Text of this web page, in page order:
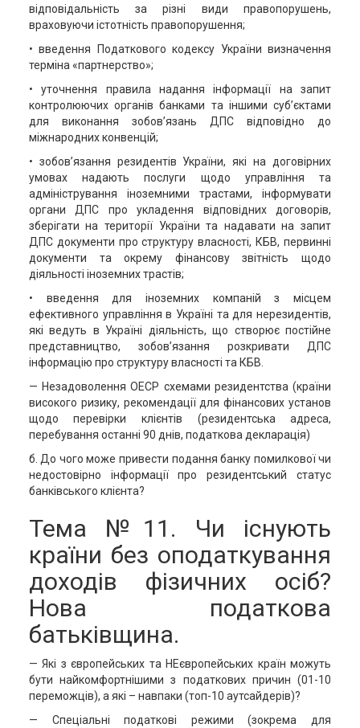
відповідальність за різні види правопорушень,
враховуючи істотність правопорушення;
• введення Податкового кодексу України визначення
терміна «партнерство»;
• уточнення правила надання інформації на запит
контролюючих органів банками та іншими суб’єктами
для виконання зобов’язань ДПС відповідно до
міжнародних конвенцій;
• зобов’язання резидентів України, які на договірних
умовах надають послуги щодо управління та
адміністрування іноземними трастами, інформувати
органи ДПС про укладення відповідних договорів,
зберігати на території України та надавати на запит
ДПС документи про структуру власності, КБВ, первинні
документи та окрему фінансову звітність щодо
діяльності іноземних трастів;
• введення для іноземних компаній з місцем
ефективного управління в Україні та для нерезидентів,
які ведуть в Україні діяльність, що створює постійне
представництво, зобов’язання розкривати ДПС
інформацію про структуру власності та КБВ.
— Незадоволення ОЕСР схемами резидентства (країни
високого ризику, рекомендації для фінансових установ
щодо перевірки клієнтів (резидентська адреса,
перебування останні 90 днів, податкова декларація)
б. До чого може привести подання банку помилкової чи
недостовірно інформації про резидентський статус
банківського клієнта?
Тема №11. Чи існують
країни без оподаткування
доходів фізичних осіб?
Нова податкова
батьківщина.
— Які з європейських та НЕєвропейських країн можуть
бути найкомфортнішими з податкових причин (01-10
переможців), а які – навпаки (топ-10 аутсайдерів)?
— Спеціальні податкові режими (зокрема для